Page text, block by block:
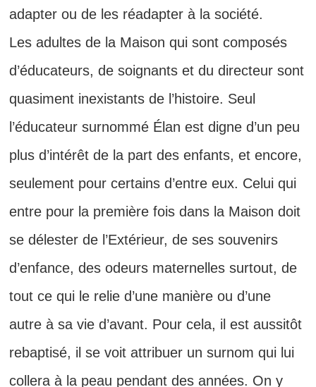
adapter ou de les réadapter à la société.
Les adultes de la Maison qui sont composés
d’éducateurs, de soignants et du directeur sont
quasiment inexistants de l’histoire. Seul
l’éducateur surnommé Élan est digne d’un peu
plus d’intérêt de la part des enfants, et encore,
seulement pour certains d’entre eux. Celui qui
entre pour la première fois dans la Maison doit
se délester de l’Extérieur, de ses souvenirs
d’enfance, des odeurs maternelles surtout, de
tout ce qui le relie d’une manière ou d’une
autre à sa vie d’avant. Pour cela, il est aussitôt
rebaptisé, il se voit attribuer un surnom qui lui
collera à la peau pendant des années. On y